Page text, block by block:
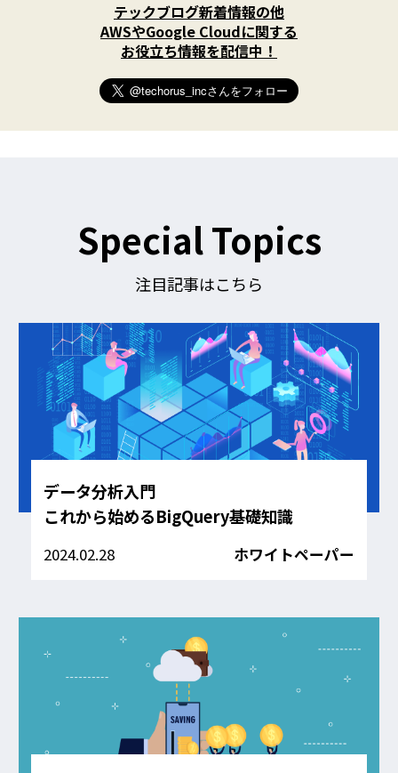
T
w
i
t
t
e
r
)
す
る
テックブログ新着情報の他
AWSやGoogle Cloudに関する
お役立ち情報を配信中！
Special Topics
注目記事はこちら
データ分析入門
これから始めるBigQuery基礎知識
2024.02.28 ホワイトペーパー